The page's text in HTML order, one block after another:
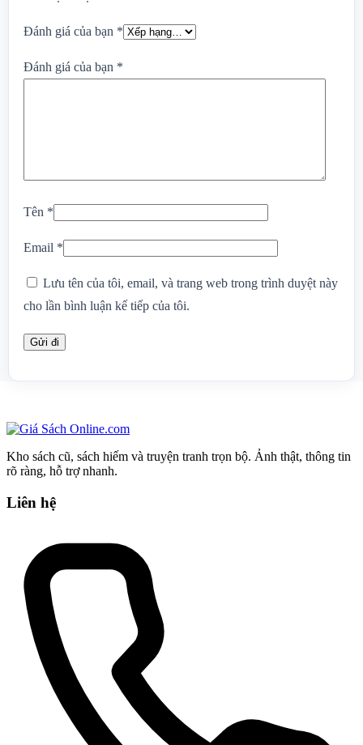
Đánh giá của bạn *
Đánh giá của bạn *
Tên *
Email *
Lưu tên của tôi, email, và trang web trong trình duyệt này
cho lần bình luận kế tiếp của tôi.
Kho sách cũ, sách hiếm và truyện tranh trọn bộ. Ảnh thật, thông tin
rõ ràng, hỗ trợ nhanh.
Liên hệ